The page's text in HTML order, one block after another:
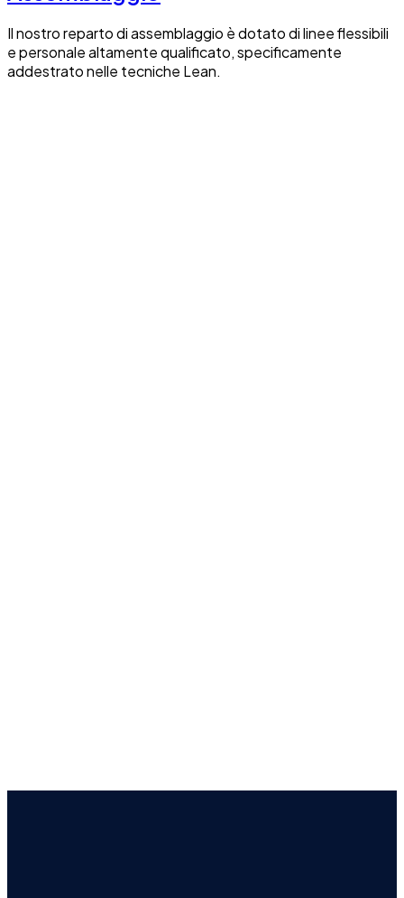
Il nostro reparto di assemblaggio è dotato di linee flessibili
e personale altamente qualificato, specificamente
addestrato nelle tecniche Lean.